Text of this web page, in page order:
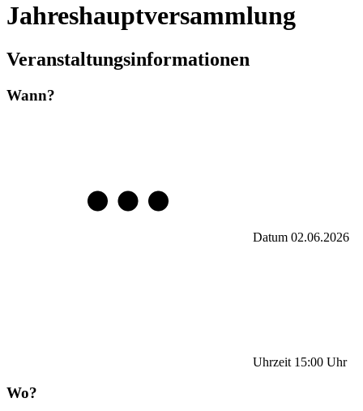
Jahreshauptversammlung
Veranstaltungsinformationen
Wann?
Datum 02.06.2026
Uhrzeit 15:00 Uhr
Wo?